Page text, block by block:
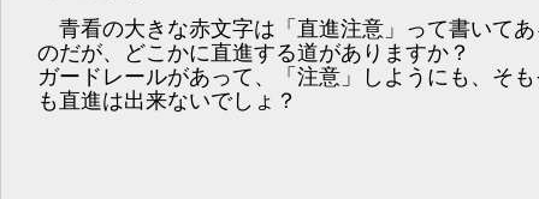
青看の大きな赤文字は「直進注意」って書いてあ
のだが、どこかに直進する道がありますか？
ガードレールがあって、「注意」しようにも、そ
も直進は出来ないでしょ？